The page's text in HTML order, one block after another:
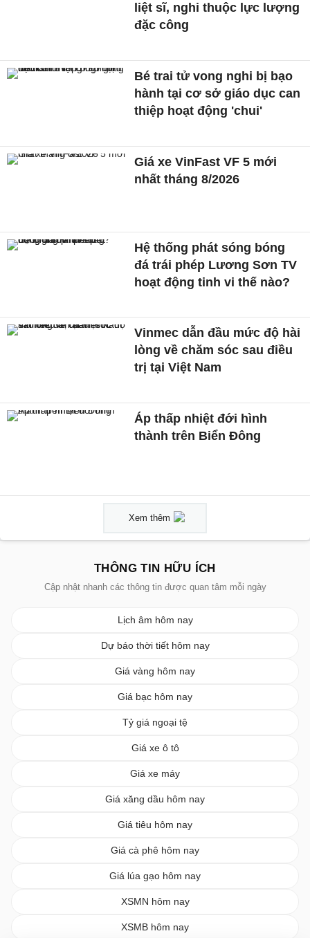
liệt sĩ, nghi thuộc lực lượng
đặc công
Bé trai tử vong nghi bị bạo
hành tại cơ sở giáo dục can
thiệp hoạt động 'chui'
Giá xe VinFast VF 5 mới
nhất tháng 8/2026
Hệ thống phát sóng bóng
đá trái phép Lương Sơn TV
hoạt động tinh vi thế nào?
Vinmec dẫn đầu mức độ hài
lòng về chăm sóc sau điều
trị tại Việt Nam
Áp thấp nhiệt đới hình
thành trên Biển Đông
Xem thêm
THÔNG TIN HỮU ÍCH
Cập nhật nhanh các thông tin được quan tâm mỗi ngày
Lịch âm hôm nay
Dự báo thời tiết hôm nay
Giá vàng hôm nay
Giá bạc hôm nay
Tỷ giá ngoại tệ
Giá xe ô tô
Giá xe máy
Giá xăng dầu hôm nay
Giá tiêu hôm nay
Giá cà phê hôm nay
Giá lúa gạo hôm nay
XSMN hôm nay
XSMB hôm nay